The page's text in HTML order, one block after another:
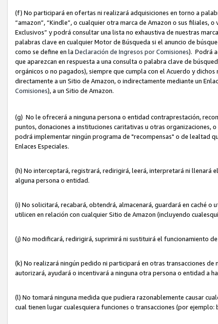
(f) No participará en ofertas ni realizará adquisiciones en torno a
“amazon”, “Kindle”, o cualquier otra marca de Amazon o sus filiales,
Exclusivos” y podrá consultar una lista no exhaustiva de nuestras
palabras clave en cualquier Motor de Búsqueda si el anuncio de
como se define en la Declaración de Ingresos por Comisiones). Podrá
que aparezcan en respuesta a una consulta o palabra clave de
orgánicos o no pagados), siempre que cumpla con el Acuerdo y
directamente a un Sitio de Amazon, o indirectamente mediante un
Comisiones), a un Sitio de Amazon.
(g) No le ofrecerá a ninguna persona o entidad contraprestación,
puntos, donaciones a instituciones caritativas u otras organizaciones,
podrá implementar ningún programa de "recompensas" o de lealtad
Enlaces Especiales.
(h) No interceptará, registrará, redirigirá, leerá, interpretará ni
alguna persona o entidad.
(i) No solicitará, recabará, obtendrá, almacenará, guardará en caché
utilicen en relación con cualquier Sitio de Amazon (incluyendo
(j) No modificará, redirigirá, suprimirá ni sustituirá el funcionamiento
(k) No realizará ningún pedido ni participará en otras transacciones
autorizará, ayudará o incentivará a ninguna otra persona o entidad a
(l) No tomará ninguna medida que pudiera razonablemente causar
cual tienen lugar cualesquiera funciones o transacciones (por